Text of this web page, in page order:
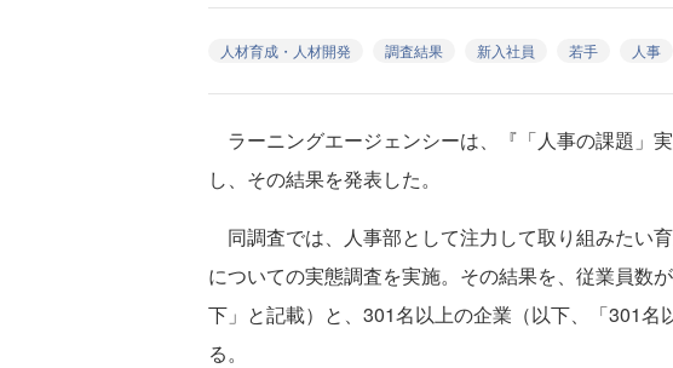
人材育成・人材開発 調査結果 新入社員 若手 人事
ラーニングエージェンシーは、『「人事の課題」
し、その結果を発表した。
同調査では、人事部として注力して取り組みたい
についての実態調査を実施。その結果を、従業員数
下」と記載）と、301名以上の企業（以下、「301名
る。